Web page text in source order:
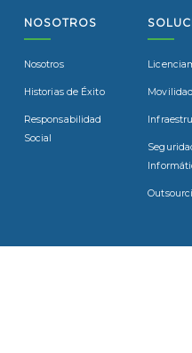
NOSOTROS
Nosotros
Historias de Éxito
Responsabilidad
Social